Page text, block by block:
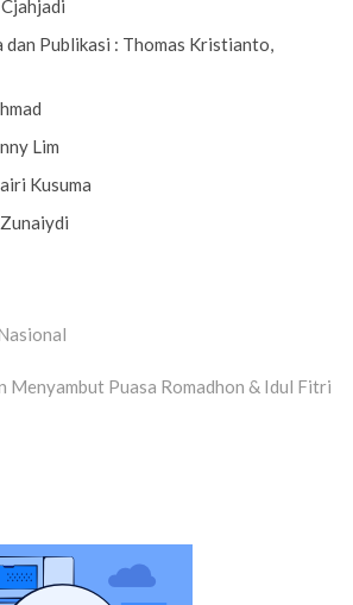
dan Publikasi : Thomas Kristianto,
Lim
Kusuma
Menyambut Puasa Romadhon & Idul Fitri